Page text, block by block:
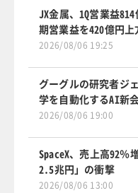
JX金属、1Q営業益
期営業益を420億円上
2026/08/06 19:25
グーグルの研究者ジ
学を自動化するAI新
2026/08/06 19:00
SpaceX、売上高92％
2.5兆円」の衝撃
2026/08/06 13:00